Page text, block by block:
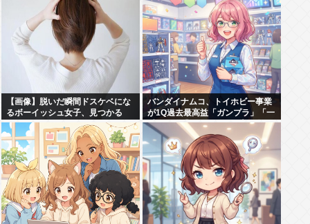
【画像】脱いだ瞬間ドスケベにな
るボーイッシュ女子、見つかる
www
バンダイナムコ、トイホビー事業
が1Q過去最高益「ガンプラ」「一
番くじ」「トレカ」など大人向け
商材好調で